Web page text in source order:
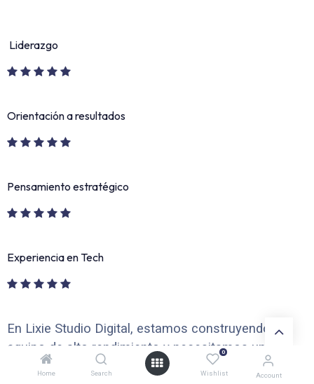
Home Search
0
Wishlist Account
Liderazgo
Orientación a resultados
Pensamiento estratégico
Experiencia en Tech
En Lixie Studio Digital, estamos construyendo un
equipo de alto rendimiento y necesitamos un HR
Business Partner o Especialista en RRHH con